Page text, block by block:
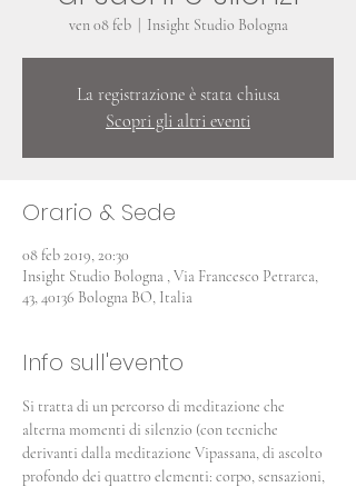
ven 08 feb
  |
Insight Studio Bologna
La registrazione è stata chiusa
Scopri gli altri eventi
Orario & Sede
08 feb 2019, 20:30
Insight Studio Bologna , Via Francesco Petrarca,
43, 40136 Bologna BO, Italia
Info sull'evento
Si tratta di un percorso di meditazione che
alterna momenti di silenzio (con tecniche
derivanti dalla meditazione Vipassana, di ascolto
profondo dei quattro elementi: corpo, sensazioni,